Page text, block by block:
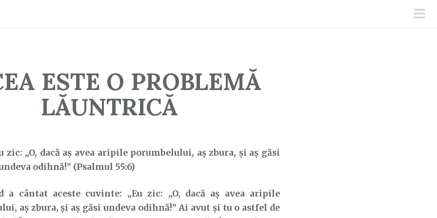
ESTE O PROBLEMĂ
LĂUNTRICĂ
zic: „O, dacă aş avea aripile porumbelului, aş zbura, şi aş găsi
odihnă!” (Psalmul 55:6)
aceste cuvinte: „Eu zic: „O, dacă aş avea aripile
aş zbura, şi aş găsi undeva odihnă!” Ai avut și tu o astfel de